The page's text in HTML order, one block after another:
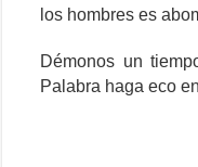
los hombres es
Démonos un
Palabra haga eco